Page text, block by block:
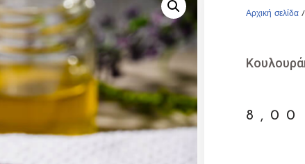
Αρχική σελίδα